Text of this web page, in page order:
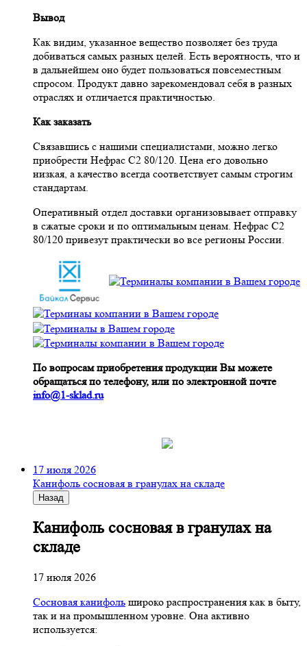
Вывод
Как видим, указанное вещество позволяет без труда
добиваться самых разных целей. Есть вероятность, что и
в дальнейшем оно будет пользоваться повсеместным
спросом. Продукт давно зарекомендовал себя в разных
отраслях и отличается практичностью.
Как заказать
Связавшись с нашими специалистами, можно легко
приобрести Нефрас С2 80/120. Цена его довольно
низкая, а качество всегда соответствует самым строгим
стандартам.
Оперативный отдел доставки организовывает отправку
в сжатые сроки и по оптимальным ценам. Нефрас С2
80/120 привезут практически во все регионы России.
По вопросам приобретения продукции Вы можете
обращаться по телефону, или по электронной почте
info@1-sklad.ru
17 июля 2026
Канифоль сосновая в гранулах на складе
Назад
Канифоль сосновая в гранулах на
складе
17 июля 2026
Сосновая канифоль широко распространения как в быту,
так и на промышленном уровне. Она активно
используется: